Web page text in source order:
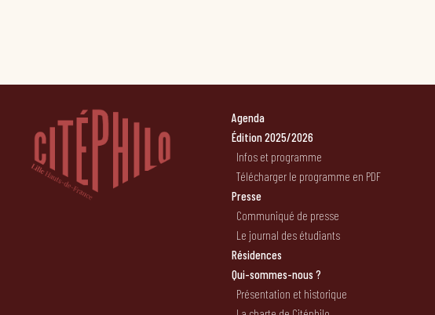
Agenda
Édition 2025/2026
Infos et programme
Télécharger le programme en PDF
Presse
Communiqué de presse
Le journal des étudiants
Résidences
Qui-sommes-nous ?
Présentation et historique